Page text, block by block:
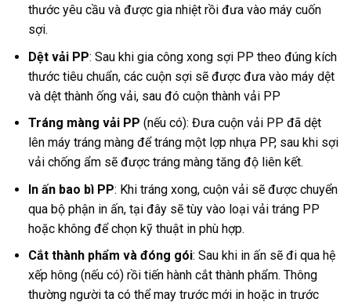
thước yêu cầu và được gia nhiệt rồi đưa vào máy cuốn
sợi.
Dệt vải PP: Sau khi gia công xong sợi PP theo đúng kích
thước tiêu chuẩn, các cuộn sợi sẽ được đưa vào máy dệt
và dệt thành ống vải, sau đó cuộn thành vải PP
Tráng màng vải PP (nếu có): Đưa cuộn vải PP đã dệt
lên máy tráng màng để tráng một lợp nhựa PP, sau khi sợi
vải chống ẩm sẽ được tráng màng tăng độ liên kết.
In ấn bao bì PP: Khi tráng xong, cuộn vải sẽ được chuyển
qua bộ phận in ấn, tại đây sẽ tùy vào loại vải tráng PP
hoặc không để chọn kỹ thuật in phù hợp.
Cắt thành phẩm và đóng gói: Sau khi in ấn sẽ đi qua hệ
xếp hông (nếu có) rồi tiến hành cắt thành phẩm. Thông
thường người ta có thể may trước mới in hoặc in trước